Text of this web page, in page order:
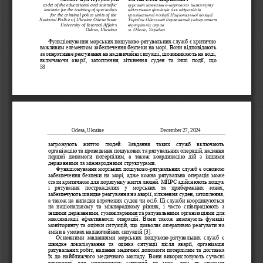
58
cadet of the educational and scientific
institute for the training of specialists
for the criminal police units of the
National Police of Ukraine Odesa State
University of Internal Affairs
Odesa, Ukraina
курсант навчально-наукового інституту
підготовки фахівців для підрозділів
кримінальної поліції Національної поліції
України Одеський державний університет
внутрішніх справ
м. Одеса, Україна
Функціонування морських пошуково-рятувальних служб є критично
важливим елементом забезпечення безпеки на морі. Вони відповідають
за оперативне реагування на надзвичайні ситуації, що виникають на воді,
включаючи  аварії,  затоплення,  зіткнення  суден  та  інші  події,  що
Odesa, Ukraine December 27, 2024
загрожують  життю  людей.  Завдання  таких  служб  включають
організацію та проведення пошукових та рятувальних операцій, надання
першої  допомоги  потерпілим,  а  також  координацію  дій  з  іншими
державними та міжнародними структурами.
Функціонування морських пошуково-рятувальних служб є основою
забезпечення безпеки  на  морі,  адже  кожна  рятувальна  операція  може
стати критичною для порятунку життя людей. МПРС здійснюють пошук
і  рятування  постраждалих  у  морських  та  прибережних  зонах,
забезпечують швидке реагування на аварії, зіткнення суден, затоплення,
а також на випадки втрачених суден чи осіб. Ці служби координуються
на  національному  та  міжнародному  рівнях,  і  часто  співпрацюють  з
іншими державними, гуманітарними та рятувальними організаціями для
максимізації  ефективності  операцій.  Вони  також  виконують  функції
моніторингу та оцінки ситуацій, що дозволяє оперативно реагувати на
зміни в умовах надзвичайних ситуацій [3].
Основними  завданнями  морських  пошуково-рятувальних  служб  є
швидке  локалізування  та  оцінка  ситуації  після  аварії,  організація
рятувальних робіт, надання медичної допомоги потерпілим та доставка
їх  до  найближчого  медичного  закладу.  Вони  використовують  сучасні